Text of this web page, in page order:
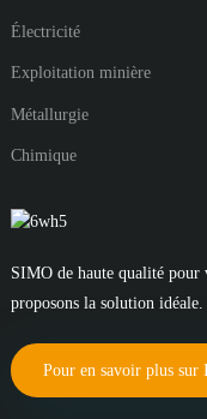
Électricité
Exploitation minière
Métallurgie
Chimique
SIMO de haute qualité pour
proposons la solution idéale.
Pour en savoir plus sur